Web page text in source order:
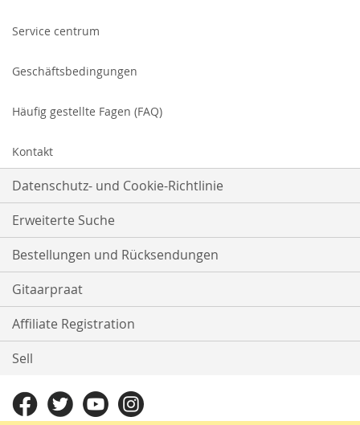
Service centrum
Geschäftsbedingungen
Häufig gestellte Fagen (FAQ)
Kontakt
Datenschutz- und Cookie-Richtlinie
Erweiterte Suche
Bestellungen und Rücksendungen
Gitaarpraat
Affiliate Registration
Sell